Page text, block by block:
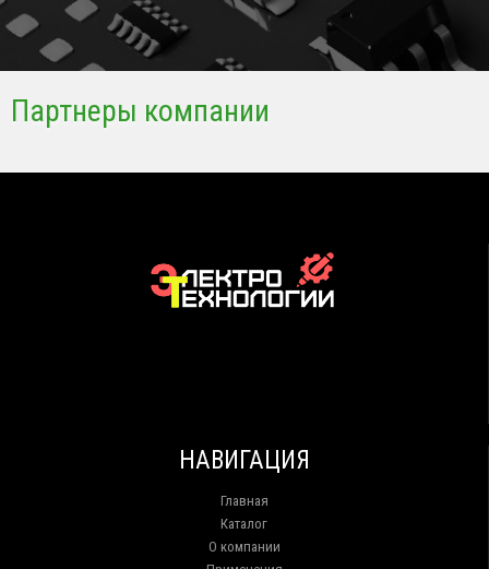
Партнеры компании
НАВИГАЦИЯ
Главная
Каталог
О компании